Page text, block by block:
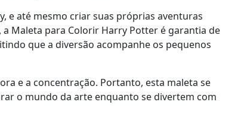
e até mesmo criar suas próprias aventuras
Maleta para Colorir Harry Potter é garantia de
que a diversão acompanhe os pequenos
e a concentração. Portanto, esta maleta se
o mundo da arte enquanto se divertem com